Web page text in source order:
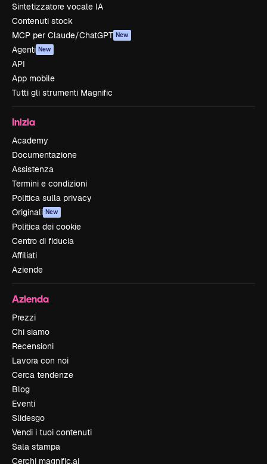
Sintetizzatore vocale IA
Contenuti stock
MCP per Claude/ChatGPT New
Agenti New
API
App mobile
Tutti gli strumenti Magnific
Inizia
Academy
Documentazione
Assistenza
Termini e condizioni
Politica sulla privacy
Originali New
Politica dei cookie
Centro di fiducia
Affiliati
Aziende
Azienda
Prezzi
Chi siamo
Recensioni
Lavora con noi
Cerca tendenze
Blog
Eventi
Slidesgo
Vendi i tuoi contenuti
Sala stampa
Cerchi magnific.ai